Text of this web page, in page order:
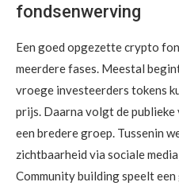
fondsenwerving
Een goed opgezette crypto
meerdere fases. Meestal
vroege investeerders tokens
prijs. Daarna volgt de
een bredere groep. Tussenin
zichtbaarheid via sociale
Community building speelt